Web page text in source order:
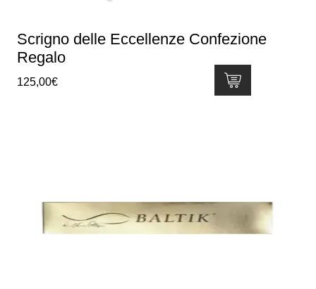
prodotto
Scrigno delle Eccellenze Confezione
Regalo
125,00€